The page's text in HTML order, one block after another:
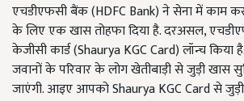
एचडीएफसी बैंक (HDFC Bank) ने सेना में काम कर
के लिए एक खास तोहफा दिया है. दरअसल,
केजीसी कार्ड (Shaurya KGC Card) लॉन्च किया
जवानों के परिवार के लोग खेतीबाड़ी से जुड़ी खास
जाएंगी. आइए आपको Shaurya KGC Card से